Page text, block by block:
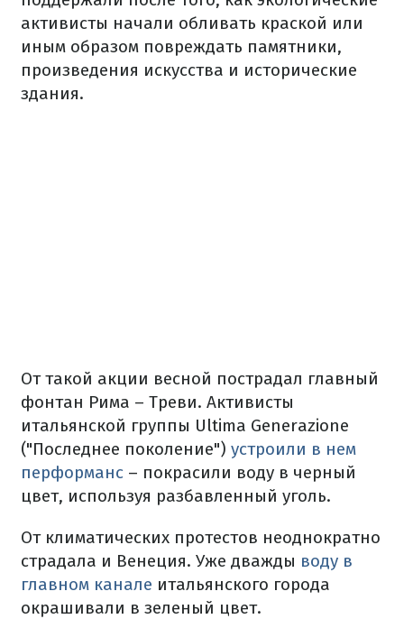
активисты начали обливать краской или
иным образом повреждать памятники,
произведения искусства и исторические
здания.
От такой акции весной пострадал главный
фонтан Рима – Треви. Активисты
итальянской группы Ultima Generazione
("Последнее поколение") устроили в нем
перформанс – покрасили воду в черный
цвет, используя разбавленный уголь.
От климатических протестов неоднократно
страдала и Венеция. Уже дважды воду в
главном канале итальянского города
окрашивали в зеленый цвет.